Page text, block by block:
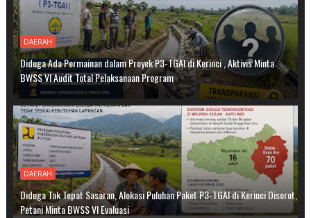
DAERAH
Diduga Ada Permainan dalam Proyek P3-TGAI di Kerinci , Aktivis Minta
BWSS VI Audit Total Pelaksanaan Program
DAERAH
Diduga Tak Tepat Sasaran, Alokasi Puluhan Paket P3-TGAI di Kerinci Disorot,
Petani Minta BWSS VI Evaluasi